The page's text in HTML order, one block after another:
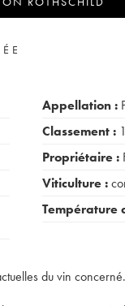
Appellation :
Classement :
Propriétaire :
Viticulture :
Température
du vin concerné.